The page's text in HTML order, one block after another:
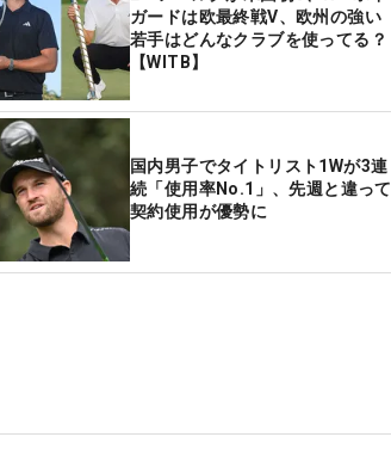
ガードは欧最終戦V、欧州の強い
若手はどんなクラブを使ってる？
【WITB】
国内男子でタイトリスト1Wが3連
続「使用率No.1」、先週と違って
契約使用が優勢に